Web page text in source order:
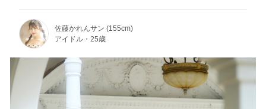
佐藤かれんサン (155cm)
アイドル・25歳